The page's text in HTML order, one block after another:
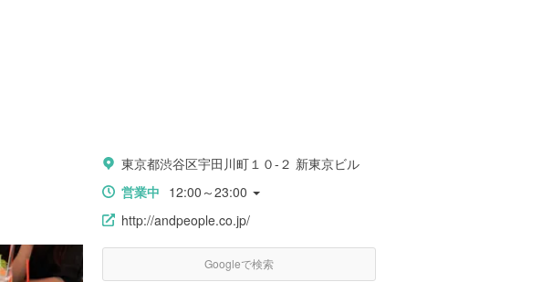
東京都渋谷区宇田川町１０-２ 新東京ビル
営業中 12:00～23:00
http://andpeople.co.jp/
Googleで検索